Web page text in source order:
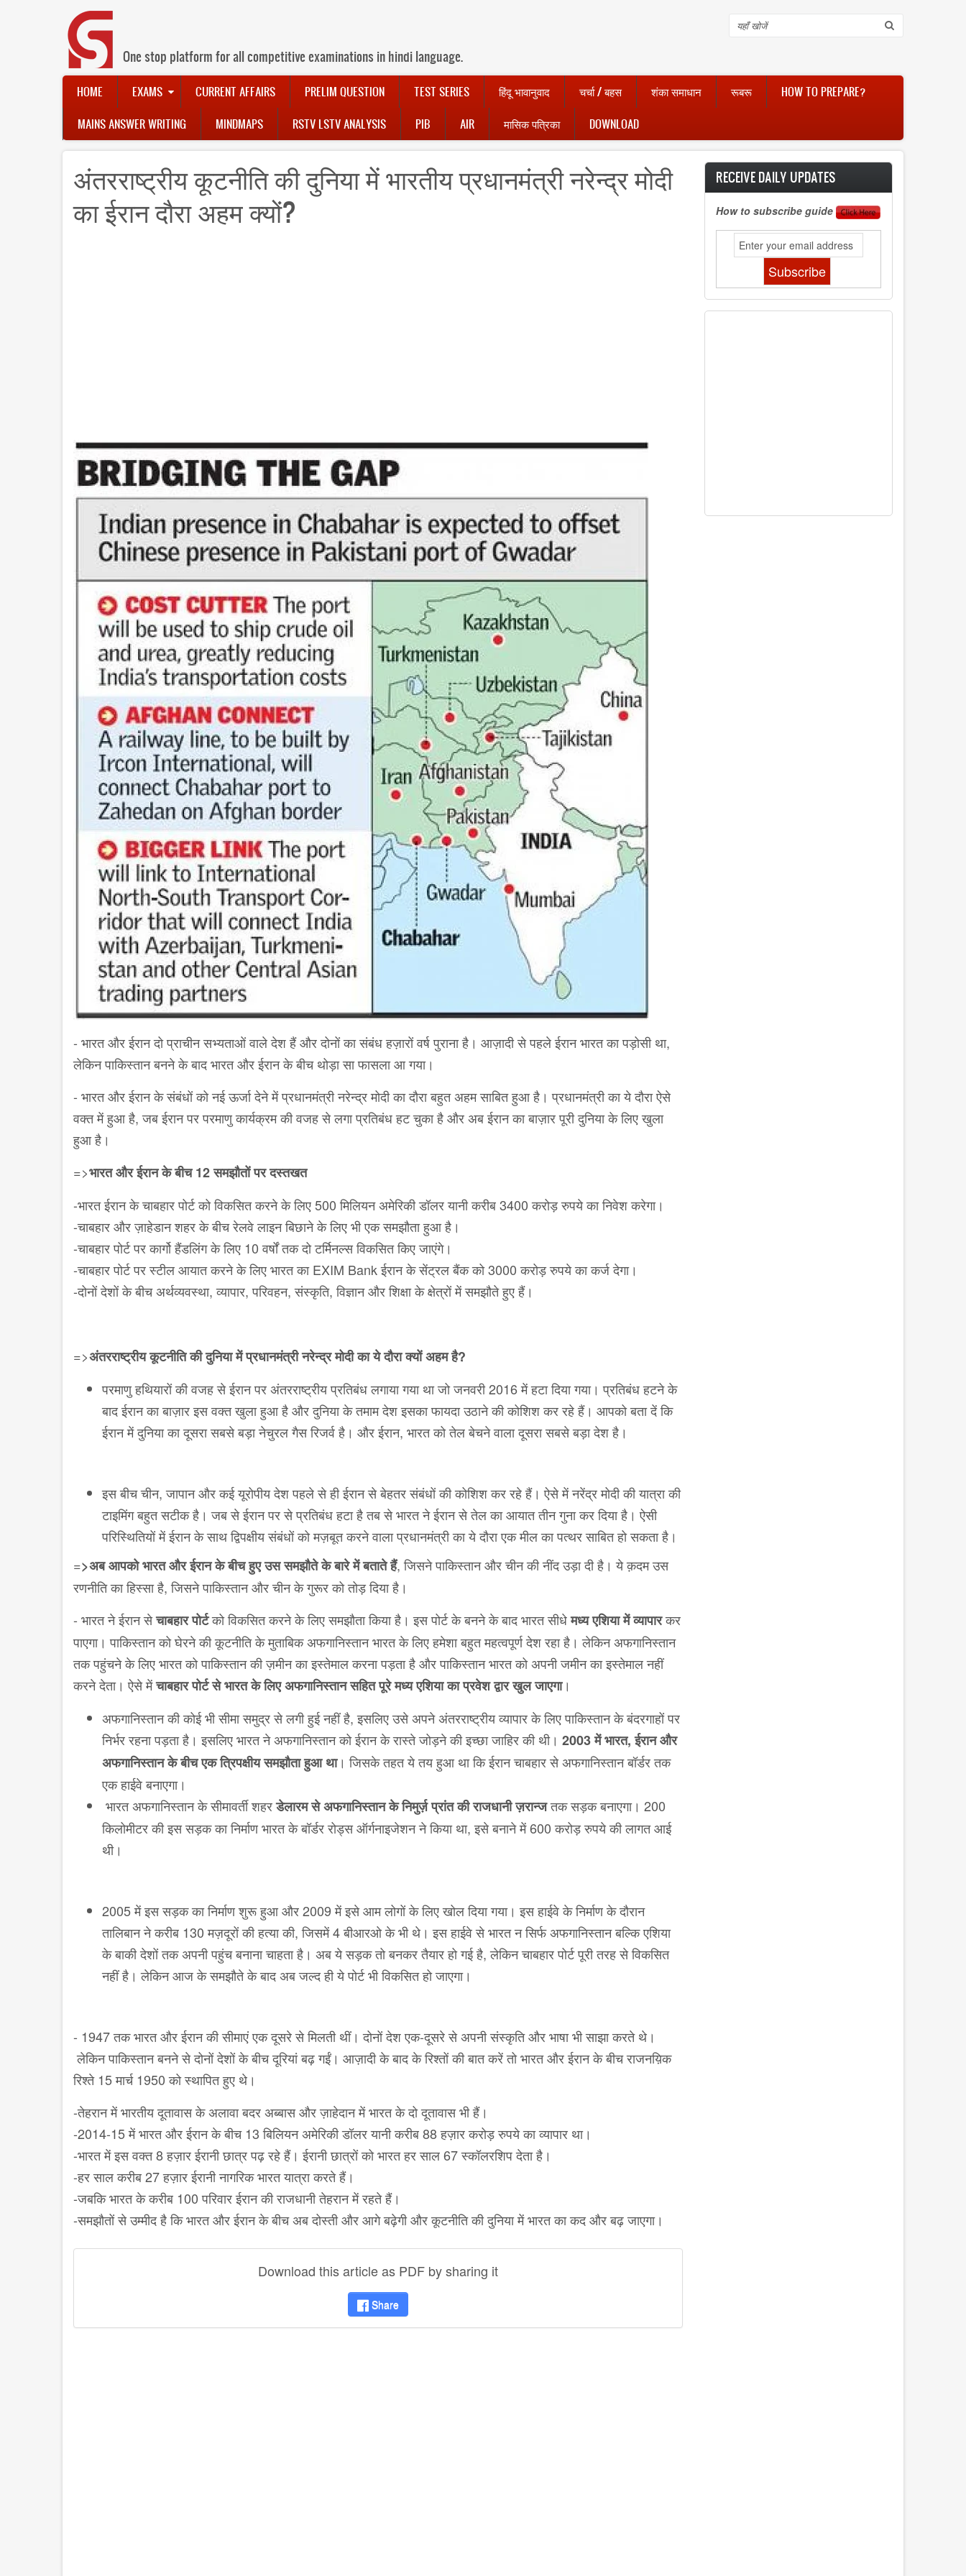
One stop platform for all competitive examinations in hindi language.
Search
Main
navigation
HOME EXAMS CURRENT AFFAIRS PRELIM QUESTION TEST SERIES हिंदू भावानुवाद चर्चा / बहस शंका समाधान रूबरू HOW TO PREPARE?
MAINS ANSWER WRITING MINDMAPS RSTV LSTV ANALYSIS PIB AIR मासिक पत्रिका DOWNLOAD
अंतरराष्ट्रीय कूटनीति की दुनिया में भारतीय प्रधानमंत्री नरेन्द्र मोदी
का ईरान दौरा अहम क्यों?
- भारत और ईरान दो प्राचीन सभ्यताओं वाले देश हैं और दोनों का संबंध हज़ारों वर्ष पुराना है। आज़ादी से पहले ईरान भारत का पड़ोसी था,
लेकिन पाकिस्तान बनने के बाद भारत और ईरान के बीच थोड़ा सा फासला आ गया।
- भारत और ईरान के संबंधों को नई ऊर्जा देने में प्रधानमंत्री नरेन्द्र मोदी का दौरा बहुत अहम साबित हुआ है। प्रधानमंत्री का ये दौरा ऐसे
वक्त में हुआ है, जब ईरान पर परमाणु कार्यक्रम की वजह से लगा प्रतिबंध हट चुका है और अब ईरान का बाज़ार पूरी दुनिया के लिए खुला
हुआ है।
=>भारत और ईरान के बीच 12 समझौतों पर दस्तखत
-भारत ईरान के चाबहार पोर्ट को विकसित करने के लिए 500 मिलियन अमेरिकी डॉलर यानी करीब 3400 करोड़ रुपये का निवेश करेगा।
-चाबहार और ज़ाहेडान शहर के बीच रेलवे लाइन बिछाने के लिए भी एक समझौता हुआ है।
-चाबहार पोर्ट पर कार्गो हैंडलिंग के लिए 10 वर्षों तक दो टर्मिनल्स विकसित किए जाएंगे।
-चाबहार पोर्ट पर स्टील आयात करने के लिए भारत का EXIM Bank ईरान के सेंट्रल बैंक को 3000 करोड़ रुपये का कर्ज देगा।
-दोनों देशों के बीच अर्थव्यवस्था, व्यापार, परिवहन, संस्कृति, विज्ञान और शिक्षा के क्षेत्रों में समझौते हुए हैं।
=>अंतरराष्ट्रीय कूटनीति की दुनिया में प्रधानमंत्री नरेन्द्र मोदी का ये दौरा क्यों अहम है?
परमाणु हथियारों की वजह से ईरान पर अंतरराष्ट्रीय प्रतिबंध लगाया गया था जो जनवरी 2016 में हटा दिया गया। प्रतिबंध हटने के
बाद ईरान का बाज़ार इस वक्त खुला हुआ है और दुनिया के तमाम देश इसका फायदा उठाने की कोशिश कर रहे हैं। आपको बता दें कि
ईरान में दुनिया का दूसरा सबसे बड़ा नेचुरल गैस रिजर्व है। और ईरान, भारत को तेल बेचने वाला दूसरा सबसे बड़ा देश है।
इस बीच चीन, जापान और कई यूरोपीय देश पहले से ही ईरान से बेहतर संबंधों की कोशिश कर रहे हैं। ऐसे में नरेंद्र मोदी की यात्रा की
टाइमिंग बहुत सटीक है। जब से ईरान पर से प्रतिबंध हटा है तब से भारत ने ईरान से तेल का आयात तीन गुना कर दिया है। ऐसी
परिस्थितियों में ईरान के साथ द्विपक्षीय संबंधों को मज़बूत करने वाला प्रधानमंत्री का ये दौरा एक मील का पत्थर साबित हो सकता है।
=>अब आपको भारत और ईरान के बीच हुए उस समझौते के बारे में बताते हैं, जिसने पाकिस्तान और चीन की नींद उड़ा दी है। ये क़दम उस
रणनीति का हिस्सा है, जिसने पाकिस्तान और चीन के गुरूर को तोड़ दिया है।
- भारत ने ईरान सेचाबहार पोर्टको विकसित करने के लिए समझौता किया है। इस पोर्ट के बनने के बाद भारत सीधेमध्य एशिया में व्यापारकर
पाएगा। पाकिस्तान को घेरने की कूटनीति के मुताबिक अफगानिस्तान भारत के लिए हमेशा बहुत महत्वपूर्ण देश रहा है। लेकिन अफगानिस्तान
तक पहुंचने के लिए भारत को पाकिस्तान की ज़मीन का इस्तेमाल करना पड़ता है और पाकिस्तान भारत को अपनी जमीन का इस्तेमाल नहीं
करने देता। ऐसे मेंचाबहार पोर्ट से भारत के लिए अफगानिस्तान सहित पूरे मध्य एशिया का प्रवेश द्वार खुल जाएगा।
अफगानिस्तान की कोई भी सीमा समुद्र से लगी हुई नहीं है, इसलिए उसे अपने अंतरराष्ट्रीय व्यापार के लिए पाकिस्तान के बंदरगाहों पर
निर्भर रहना पड़ता है। इसलिए भारत ने अफगानिस्तान को ईरान के रास्ते जोड़ने की इच्छा जाहिर की थी। 2003 में भारत, ईरान और
अफगानिस्तान के बीच एक त्रिपक्षीय समझौता हुआ था। जिसके तहत ये तय हुआ था कि ईरान चाबहार से अफगानिस्तान बॉर्डर तक
एक हाईवे बनाएगा।
भारत अफगानिस्तान के सीमावर्ती शहरडेलारम से अफगानिस्तान के निमुर्ज़ प्रांत की राजधानी ज़रान्जतक सड़क बनाएगा। 200
किलोमीटर की इस सड़क का निर्माण भारत के बॉर्डर रोड्स ऑर्गनाइजेशन ने किया था, इसे बनाने में 600 करोड़ रुपये की लागत आई
थी।
2005 में इस सड़क का निर्माण शुरू हुआ और 2009 में इसे आम लोगों के लिए खोल दिया गया। इस हाईवे के निर्माण के दौरान
तालिबान ने करीब 130 मज़दूरों की हत्या की, जिसमें 4 बीआरओ के भी थे। इस हाईवे से भारत न सिर्फ अफगानिस्तान बल्कि एशिया
के बाकी देशों तक अपनी पहुंच बनाना चाहता है। अब ये सड़क तो बनकर तैयार हो गई है, लेकिन चाबहार पोर्ट पूरी तरह से विकसित
नहीं है। लेकिन आज के समझौते के बाद अब जल्द ही ये पोर्ट भी विकसित हो जाएगा।
- 1947 तक भारत और ईरान की सीमाएं एक दूसरे से मिलती थीं। दोनों देश एक-दूसरे से अपनी संस्कृति और भाषा भी साझा करते थे।
लेकिन पाकिस्तान बनने से दोनों देशों के बीच दूरियां बढ़ गईं। आज़ादी के बाद के रिश्तों की बात करें तो भारत और ईरान के बीच राजनय़िक
रिश्ते 15 मार्च 1950 को स्थापित हुए थे।
-तेहरान में भारतीय दूतावास के अलावा बदर अब्बास और ज़ाहेदान में भारत के दो दूतावास भी हैं।
-2014-15 में भारत और ईरान के बीच 13 बिलियन अमेरिकी डॉलर यानी करीब 88 हज़ार करोड़ रुपये का व्यापार था।
-भारत में इस वक्त 8 हज़ार ईरानी छात्र पढ़ रहे हैं। ईरानी छात्रों को भारत हर साल 67 स्कॉलरशिप देता है।
-हर साल करीब 27 हज़ार ईरानी नागरिक भारत यात्रा करते हैं।
-जबकि भारत के करीब 100 परिवार ईरान की राजधानी तेहरान में रहते हैं।
-समझौतों से उम्मीद है कि भारत और ईरान के बीच अब दोस्ती और आगे बढ़ेगी और कूटनीति की दुनिया में भारत का कद और बढ़ जाएगा।
Download this article as PDF by sharing it
Share
RECEIVE DAILY UPDATES
How to subscribe guide